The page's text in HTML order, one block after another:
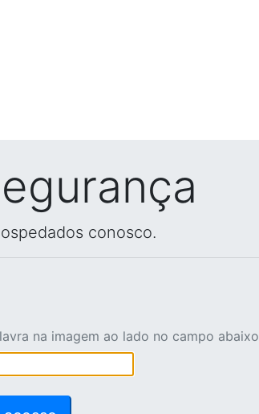
conosco.
na imagem ao lado no campo abaixo